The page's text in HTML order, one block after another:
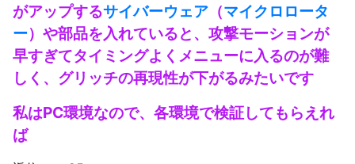
がアップするサイバーウェア （マイクロロータ
ー）や部品を入れていると、攻撃モーションが
早すぎてタイミングよくメニューに入るのが難
しく、グリッチの再現性が下がるみたいです
私はPC環境なので、各環境で検証してもらえれ
ば